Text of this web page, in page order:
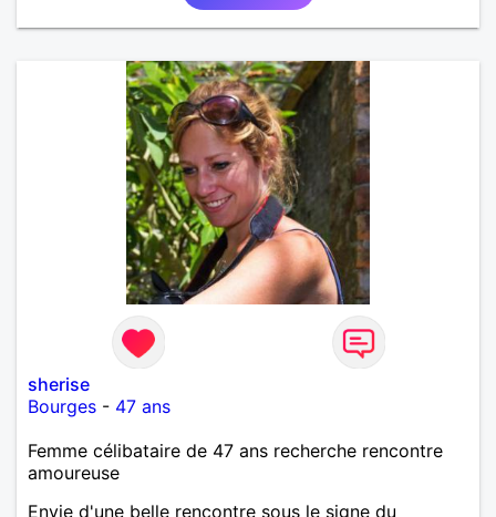
sherise
Bourges - 47 ans
Femme célibataire de 47 ans recherche rencontre
amoureuse
Envie d'une belle rencontre sous le signe du